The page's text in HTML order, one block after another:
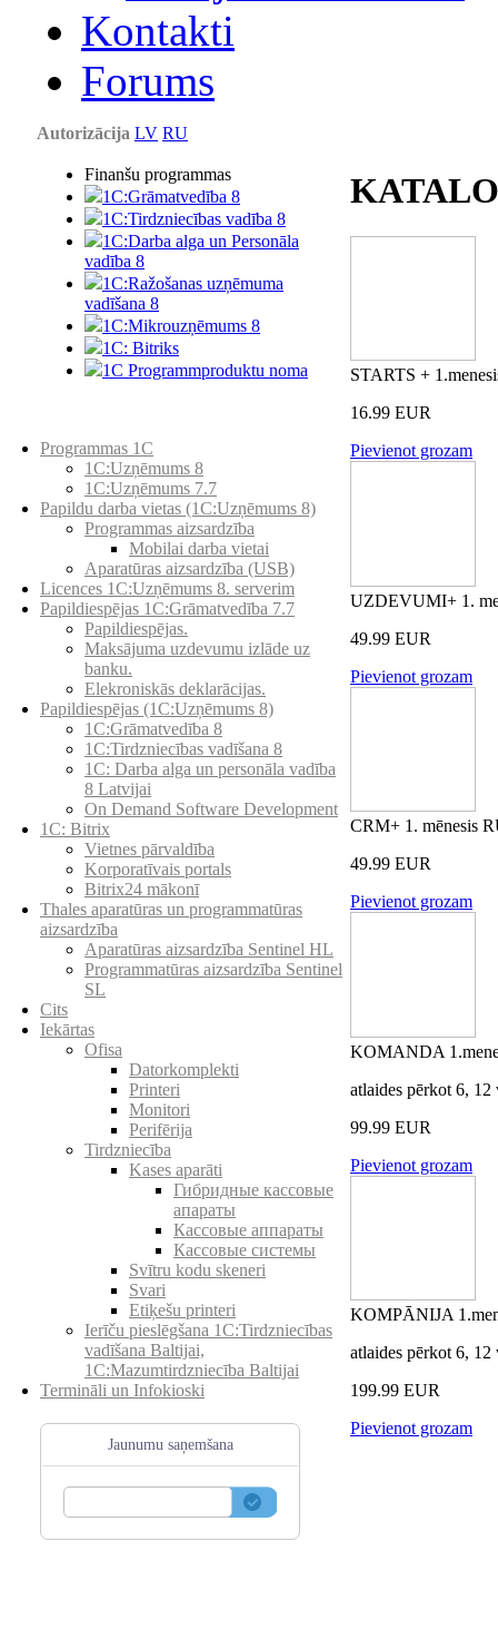
Kontakti
Forums
Autorizācija LV RU
Finanšu programmas
1C:Grāmatvedība 8
1C:Tirdzniecības vadība 8
1C:Darba alga un Personāla
vadība 8
1C:Ražošanas uzņēmuma
vadīšana 8
1С:Мikrouzņēmums 8
1C: Bitriks
1C Programmproduktu noma
Programmas 1C
1C:Uzņēmums 8
1C:Uzņēmums 7.7
Papildu darba vietas (1C:Uzņēmums 8)
Programmas aizsardzība
Mobilai darba vietai
Aparatūras aizsardzība (USB)
Licences 1C:Uzņēmums 8. serverim
Papildiespējas 1C:Grāmatvedība 7.7
Papildiespējas.
Maksājuma uzdevumu izlāde uz
banku.
Elekroniskās deklarācijas.
Papildiespējas (1C:Uzņēmums 8)
1C:Grāmatvedība 8
1C:Tirdzniecības vadīšana 8
1С: Darba alga un personāla vadība
8 Latvijai
On Demand Software Development
1C: Bitrix
Vietnes pārvaldība
Korporatīvais portals
Bitrix24 mākonī
Thales aparatūras un programmatūras
aizsardzība
Aparatūras aizsardzība Sentinel HL
Programmatūras aizsardzība Sentinel
SL
Cits
Iekārtas
Ofisa
Datorkomplekti
Printeri
Monitori
Perifērija
Tirdzniecība
Kases aparāti
Гибридные кассовые
апараты
Кассовые аппараты
Кассовые системы
Svītru kodu skeneri
Svari
Etiķešu printeri
Ierīču pieslēgšana 1C:Tirdzniecības
vadīšana Baltijai,
1C:Mazumtirdzniecība Baltijai
Termināli un Infokioski
Jaunumu saņemšana
STARTS +
16.99 EUR
Pievienot grozam
UZDEVUMI+ 1.
49.99 EUR
Pievienot grozam
CRM+ 1. mēnesis
49.99 EUR
Pievienot grozam
KOMANDA
atlaides pērkot 6, 12
99.99 EUR
Pievienot grozam
KOMPĀNIJA
atlaides pērkot 6, 12
199.99 EUR
Pievienot grozam